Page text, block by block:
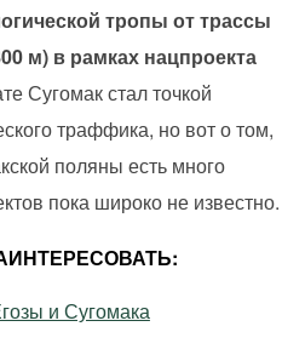
тропы от трассы
м) в рамках нацпроекта
Сугомак стал точкой
траффика, но вот о том,
поляны есть много
пока широко не известно.
и Сугомака